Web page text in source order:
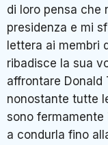
di loro pensa che
presidenza e mi
lettera ai membri
ribadisce la sua
affrontare Donald
nonostante tutte
sono
a condurla fino